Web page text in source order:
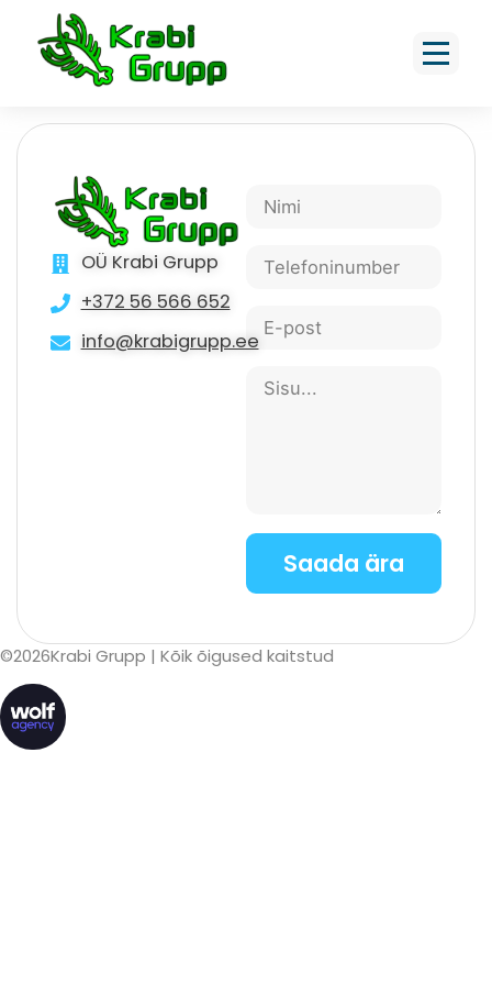
Tõkend kaheksakandiline
Ø65cm h=26cm
OÜ Krabi Grupp
+372 56 566 652
info@krabigrupp.ee
©2026Krabi Grupp | Kõik õigused kaitstud